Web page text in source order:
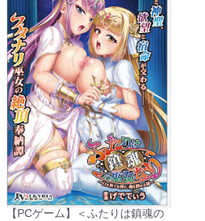
【PCゲーム】＜ふたりは鎮魂の